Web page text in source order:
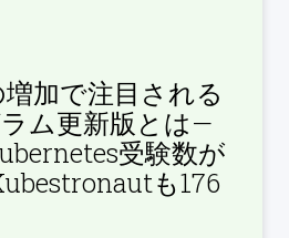
加で注目される
ム更新版とは—
受験数が
も176